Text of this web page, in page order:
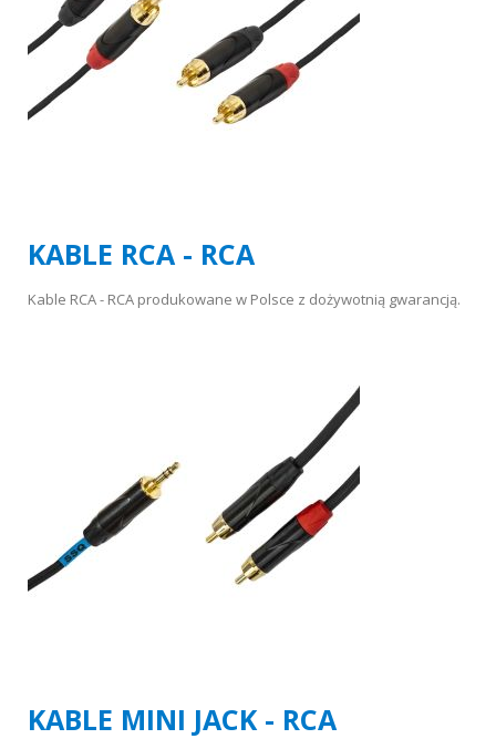
KABLE RCA - RCA
Kable RCA - RCA produkowane w Polsce z dożywotnią gwarancją.
KABLE MINI JACK - RCA